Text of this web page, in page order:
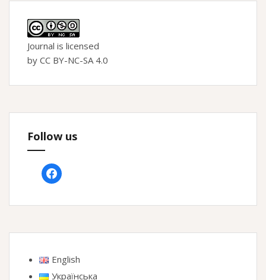
Journal is licensed
by CC BY-NC-SA 4.0
Follow us
facebook
English
Українська